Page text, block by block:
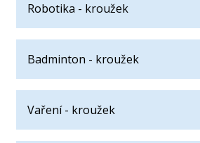
Robotika - kroužek
Badminton - kroužek
Vaření - kroužek